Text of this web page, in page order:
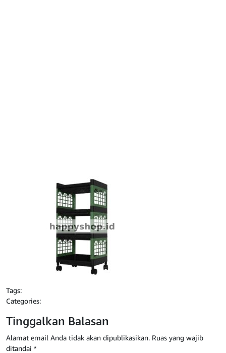
Tags:
Categories:
Tinggalkan Balasan
Alamat email Anda tidak akan dipublikasikan. Ruas yang wajib
ditandai *